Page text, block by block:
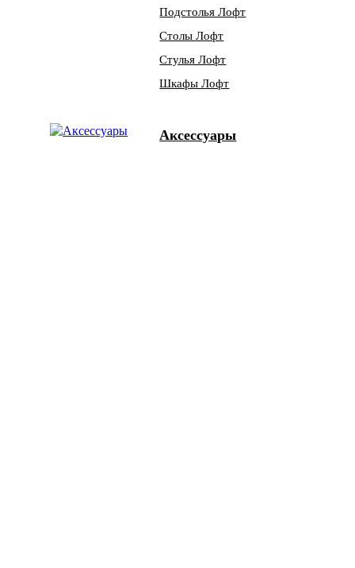
Подстолья Лофт
Столы Лофт
Стулья Лофт
Шкафы Лофт
Аксессуары